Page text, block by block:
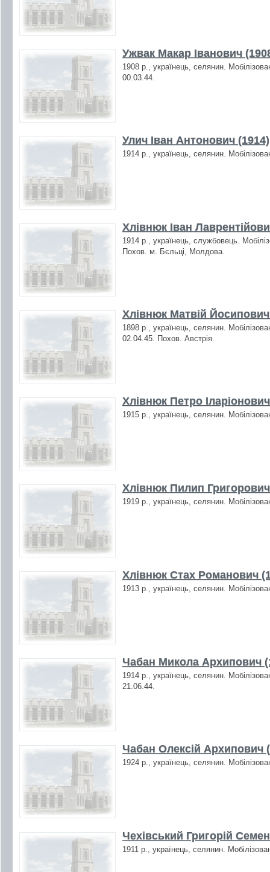
Ужвак Макар Іванович
1908 р., українець, селянин.
00.03.44.
Улич Іван Антонович (1914)
1914 р., українець, селянин.
Хлівнюк Іван
1914 р., українець, службовець.
Похов. м. Бєльці, Молдова.
Хлівнюк Матвій
1898 р., українець, селянин.
02.04.45. Похов. Австрія.
Хлівнюк Петро
1915 р., українець, селянин.
Хлівнюк Пилип
1919 р., українець, селянин.
Хлівнюк Стах Романович
1913 р., українець, селянин.
Чабан Микола Архипович
1914 р., українець, селянин.
21.06.44.
Чабан Олексій Архипович
1924 р., українець, селянин.
Чехівський Григорій
1911 р., українець, селянин.